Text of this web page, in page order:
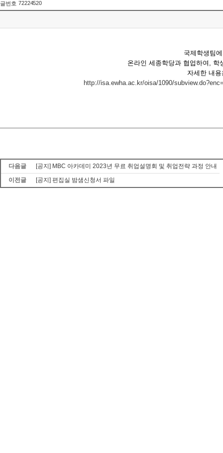
글번호 72224520
국제학생팀
온라인 세종학당과 협업하여,
자세한 내
http://isa.ewha.ac.kr/oisa/1090/
다음글
[공지] MBC 아카데미 2023년 무료 취업설명회 및 취업전략 과정 안내
이전글
[공지] 편집실 밤샘신청서 파일